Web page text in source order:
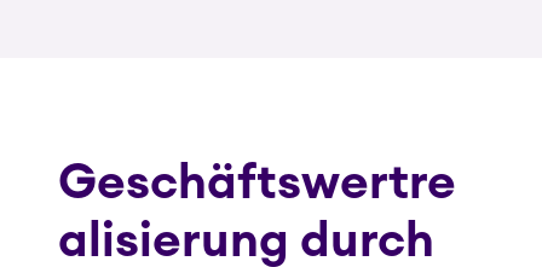
Geschäftswertre
alisierung durch